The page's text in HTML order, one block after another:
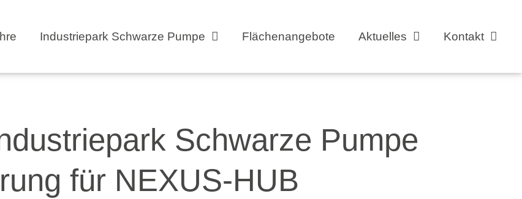
Industriepark Schwarze Pumpe Flächenangebote Aktuelles Kontakt
Schwarze Pumpe
für NEXUS-HUB